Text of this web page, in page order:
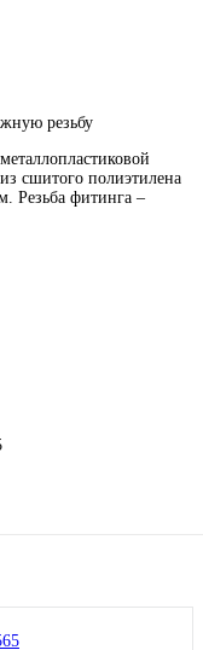
резьбу
сшитого полиэтилена
Резьба фитинга –